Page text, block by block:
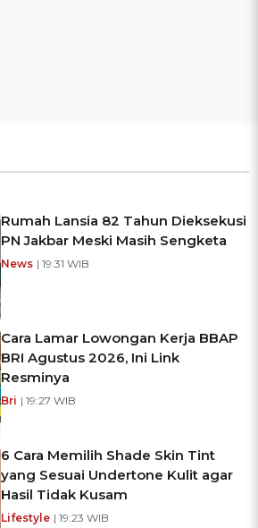
Rumah Lansia 82 Tahun Dieksekusi
PN Jakbar Meski Masih Sengketa
News | 19:31 WIB
Cara Lamar Lowongan Kerja BBAP
BRI Agustus 2026, Ini Link
Resminya
Bri | 19:27 WIB
6 Cara Memilih Shade Skin Tint
yang Sesuai Undertone Kulit agar
Hasil Tidak Kusam
Lifestyle | 19:23 WIB